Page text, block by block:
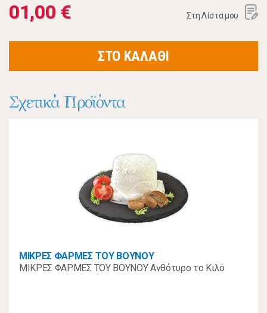
01,00 € Στη Λίστα μου
ΣΤΟ ΚΑΛΑΘΙ
Σχετικά Προϊόντα
ΜΙΚΡΕΣ ΦΑΡΜΕΣ ΤΟΥ ΒΟΥΝΟΥ
ΜΙΚΡΕΣ ΦΑΡΜΕΣ ΤΟΥ ΒΟΥΝΟΥ Ανθότυρο το Κιλό